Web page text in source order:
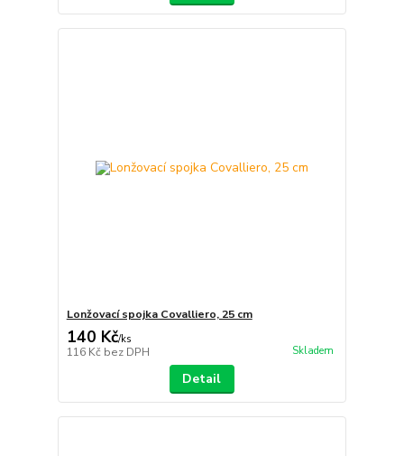
Lonžovací spojka Covalliero, 25 cm
140 Kč/ks
116 Kč bez DPH Skladem
Detail